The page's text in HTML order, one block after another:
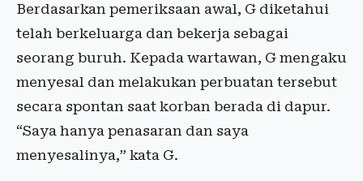
Berdasarkan pemeriksaan awal, G diketahui
telah berkeluarga dan bekerja sebagai
seorang buruh. Kepada wartawan, G mengaku
menyesal dan melakukan perbuatan tersebut
secara spontan saat korban berada di dapur.
“Saya hanya penasaran dan saya
menyesalinya,” kata G.